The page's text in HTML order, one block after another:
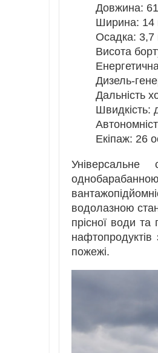
Довжина:
Ширина: 14
Осадка: 3,7
Висота
Дизель-
Дальність
Швидкість:
Екіпаж: 26
водолазною
прісної води
пожежі.